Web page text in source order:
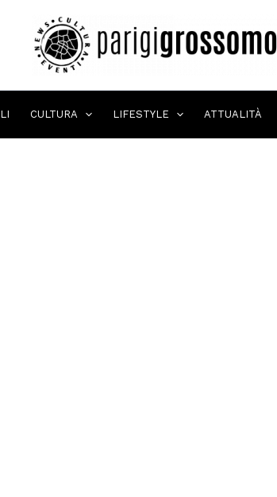
CULTURA LIFESTYLE ATTUALITÀ